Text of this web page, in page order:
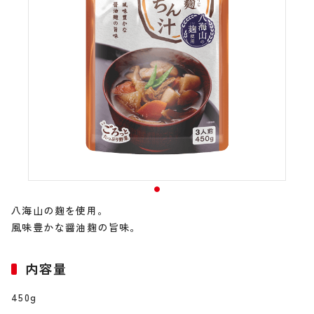
八海山の麹を使用。
風味豊かな醤油麹の旨味。
内容量
450g